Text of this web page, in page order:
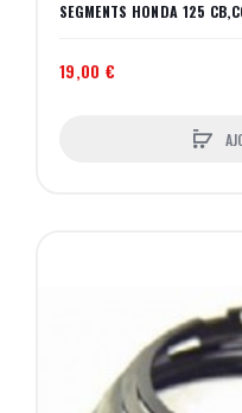
SEGMENTS HONDA 125
19,00 €